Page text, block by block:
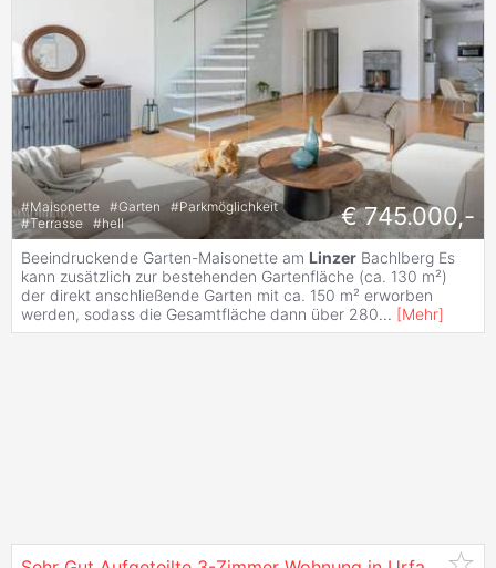
#Maisonette #Garten #Parkmöglichkeit
#Terrasse #hell € 745.000,-
Beeindruckende Garten-Maisonette am Linzer Bachlberg Es
kann zusätzlich zur bestehenden Gartenfläche (ca. 130 m²)
der direkt anschließende Garten mit ca. 150 m² erworben
werden, sodass die Gesamtfläche dann über 280... [Mehr]